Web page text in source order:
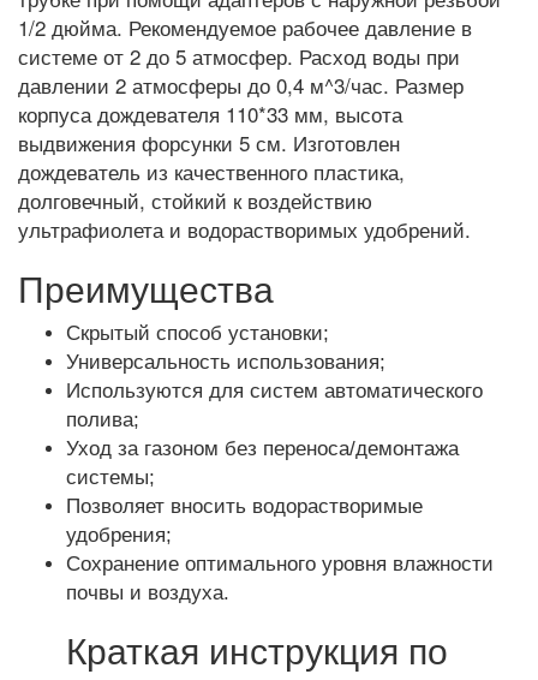
1/2 дюйма. Рекомендуемое рабочее давление в
системе от 2 до 5 атмосфер. Расход воды при
давлении 2 атмосферы до 0,4 м^3/час. Размер
корпуса дождевателя 110*33 мм, высота
выдвижения форсунки 5 см. Изготовлен
дождеватель из качественного пластика,
долговечный, стойкий к воздействию
ультрафиолета и водорастворимых удобрений.
Преимущества
Скрытый способ установки;
Универсальность использования;
Используются для систем автоматического
полива;
Уход за газоном без переноса/демонтажа
системы;
Позволяет вносить водорастворимые
удобрения;
Сохранение оптимального уровня влажности
почвы и воздуха.
Краткая инструкция по